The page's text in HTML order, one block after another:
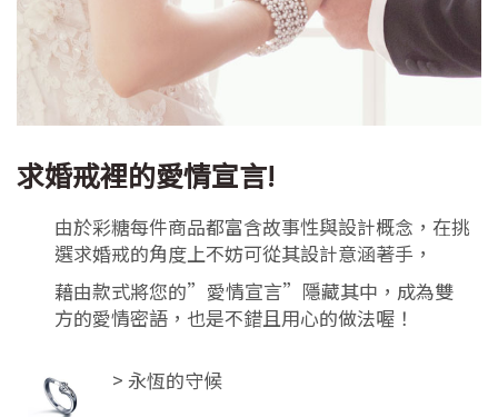
求婚戒裡的愛情宣言!
由於彩糖每件商品都富含故事性與設計概念，在挑
選求婚戒的角度上不妨可從其設計意涵著手，
藉由款式將您的”愛情宣言”隱藏其中，成為雙
方的愛情密語，也是不錯且用心的做法喔！
> 永恆的守候